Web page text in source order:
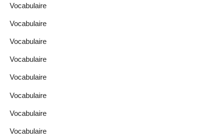
Vocabulaire
Vocabulaire
Vocabulaire
Vocabulaire
Vocabulaire
Vocabulaire
Vocabulaire
Vocabulaire